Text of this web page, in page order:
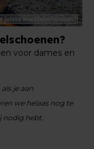
voor dames en
je aan
we helaas nog te
nodig hebt.